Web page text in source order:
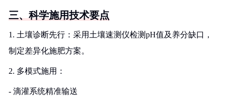
三、科学施用技术要点
1. 土壤诊断先行：采用土壤速测仪检测pH值及养分缺口，
制定差异化施肥方案。
2. 多模式施用：
- 滴灌系统精准输送